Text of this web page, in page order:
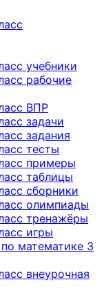
учебники
рабочие
ВПР
задачи
задания
тесты
примеры
таблицы
сборники
олимпиады
тренажёры
игры
математике 3
внеурочная